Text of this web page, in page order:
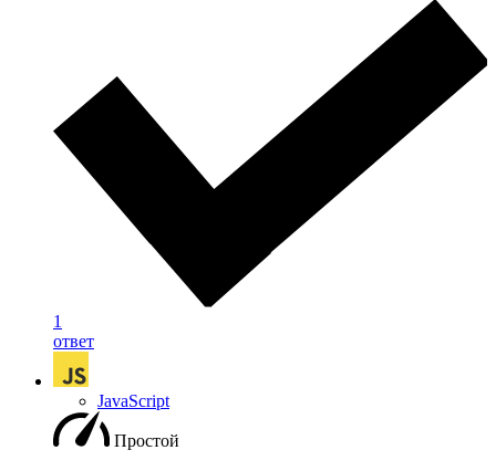
1
ответ
JavaScript
Простой